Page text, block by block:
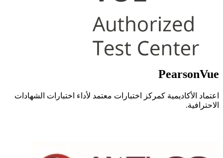
PearsonVue
اعتماد الأكاديمية كمركز اختبارات معتمد لأداء اختبارات الشهادات
الاحترافية.